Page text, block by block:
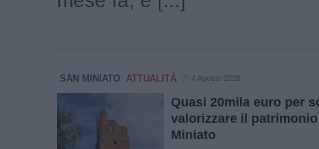
SAN MINIATO ATTUALITÀ 4 Agosto 2026
Quasi 20mila euro per
valorizzare il
Miniato